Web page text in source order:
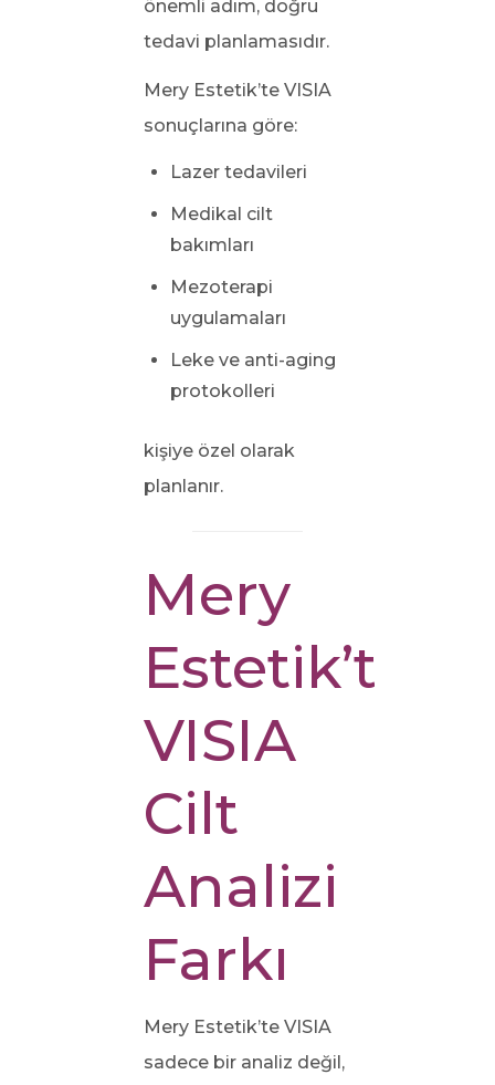
önemli adım, doğru
tedavi planlamasıdır.
Mery Estetik’te VISIA
sonuçlarına göre:
Lazer tedavileri
Medikal cilt
bakımları
Mezoterapi
uygulamaları
Leke ve anti-aging
protokolleri
kişiye özel olarak
planlanır.
Mery
Estetik’te
VISIA
Cilt
Analizi
Farkı
Mery Estetik’te VISIA
sadece bir analiz değil,